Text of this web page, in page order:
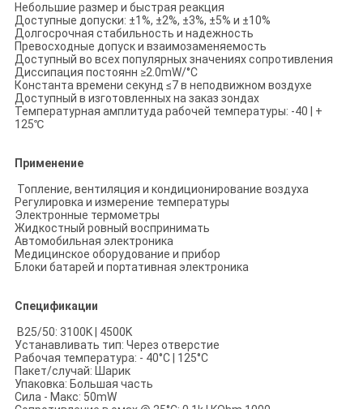
Небольшие размер и быстрая реакция
Доступные допуски: ±1%, ±2%, ±3%, ±5% и ±10%
Долгосрочная стабильность и надежность
Превосходные допуск и взаимозаменяемость
Доступный во всех популярных значениях сопротивления
Диссипация постоянн ≥2.0mW/°C
Константа времени секунд ≤7 в неподвижном воздухе
Доступный в изготовленных на заказ зондах
Температурная амплитуда рабочей температуры: -40 | +
125℃
Применение
Топление, вентиляция и кондиционирование воздуха
Регулировка и измерение температуры
Электронные термометры
Жидкостный ровный воспринимать
Автомобильная электроника
Медицинское оборудование и прибор
Блоки батарей и портативная электроника
Спецификации
B25/50: 3100K | 4500K
Устанавливать тип: Через отверстие
Рабочая температура: - 40°C | 125°C
Пакет/случай: Шарик
Упаковка: Большая часть
Сила - Макс: 50mW